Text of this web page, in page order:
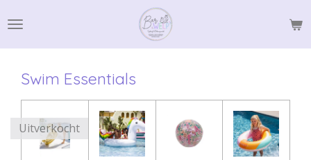
direct
naar
hoofdinhoud
Swim Essentials
Uitverkocht